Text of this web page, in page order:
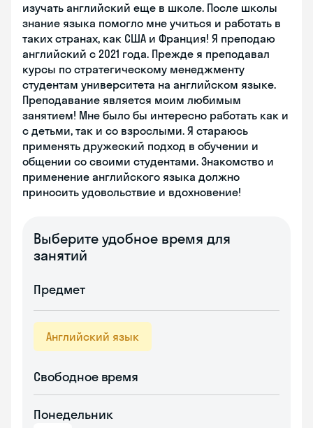
изучать английский еще в школе. После школы
знание языка помогло мне учиться и работать в
таких странах, как США и Франция! Я преподаю
английский с 2021 года. Прежде я преподавал
курсы по стратегическому менеджменту
студентам университета на английском языке.
Преподавание является моим любимым
занятием! Мне было бы интересно работать как и
с детьми, так и со взрослыми. Я стараюсь
применять дружеский подход в обучении и
общении со своими студентами. Знакомство и
применение английского языка должно
приносить удовольствие и вдохновение!
Выберите удобное время для
занятий
Предмет
Английский язык
Свободное время
Понедельник